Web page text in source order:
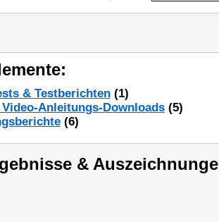
& Testberichten (1)
Anleitungs-Downloads (5)
(6)
&